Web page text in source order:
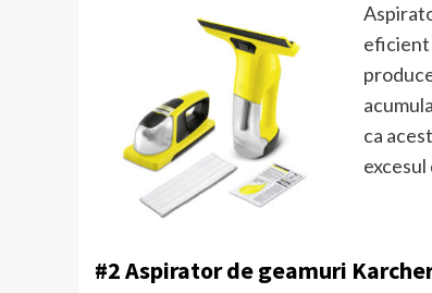
eficient
ca
#2 Aspirator de geamuri Karcher